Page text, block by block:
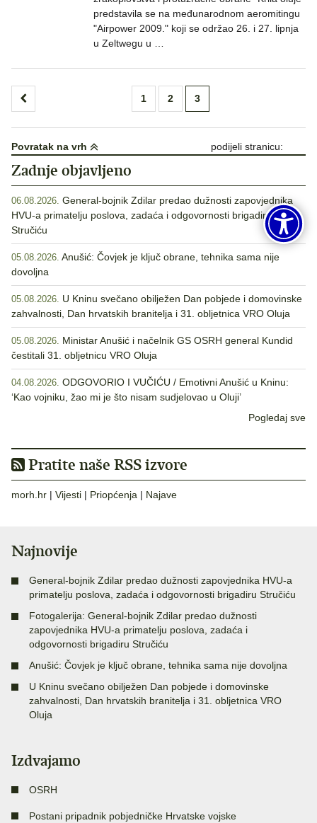
predstavila se na međunarodnom aeromitingu
"Airpower 2009." koji se održao 26. i 27. lipnja
u Zeltwegu u …
Brojevi
objava
1 2 3
Povratak na vrh podijeli stranicu:
Zadnje objavljeno
06.08.2026. General-bojnik Zdilar predao dužnosti zapovjednika
HVU-a primatelju poslova, zadaća i odgovornosti brigadiru
Stručiću
05.08.2026. Anušić: Čovjek je ključ obrane, tehnika sama nije
dovoljna
05.08.2026. U Kninu svečano obilježen Dan pobjede i domovinske
zahvalnosti, Dan hrvatskih branitelja i 31. obljetnica VRO Oluja
05.08.2026. Ministar Anušić i načelnik GS OSRH general Kundid
čestitali 31. obljetnicu VRO Oluja
04.08.2026. ODGOVORIO I VUČIĆU / Emotivni Anušić u Kninu:
‘Kao vojniku, žao mi je što nisam sudjelovao u Oluji’
Pogledaj sve
Pratite naše RSS izvore
morh.hr | Vijesti | Priopćenja | Najave
Najnovije
General-bojnik Zdilar predao dužnosti zapovjednika HVU-a
primatelju poslova, zadaća i odgovornosti brigadiru Stručiću
Fotogalerija: General-bojnik Zdilar predao dužnosti
zapovjednika HVU-a primatelju poslova, zadaća i
odgovornosti brigadiru Stručiću
Anušić: Čovjek je ključ obrane, tehnika sama nije dovoljna
U Kninu svečano obilježen Dan pobjede i domovinske
zahvalnosti, Dan hrvatskih branitelja i 31. obljetnica VRO
Oluja
Izdvajamo
OSRH
Postani pripadnik pobjedničke Hrvatske vojske